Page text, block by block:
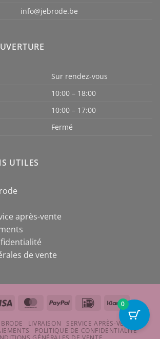
info@jebrode.be
Sur rendez-vous
10:00 – 18:00
10:00 – 17:00
Fermé
UTILES
après-vente
de vente
Visa MasterCardPayPal IDeal Klarna
LIVRAISON
SERVICE APRÈS-VENTE
POLITIQUE DE CONFIDENTIALITÉ
0